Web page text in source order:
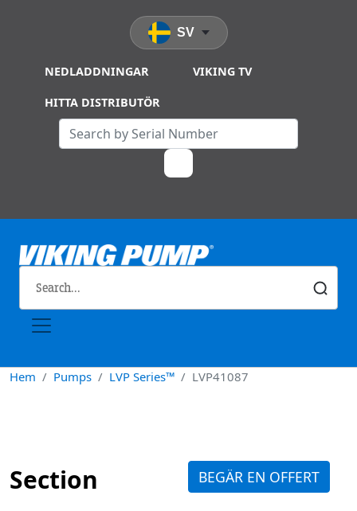
NEDLADDNINGAR VIKING TV
HITTA DISTRIBUTÖR
SV
Hem Pumps LVP Series™ LVP41087
Section BEGÄR EN OFFERT